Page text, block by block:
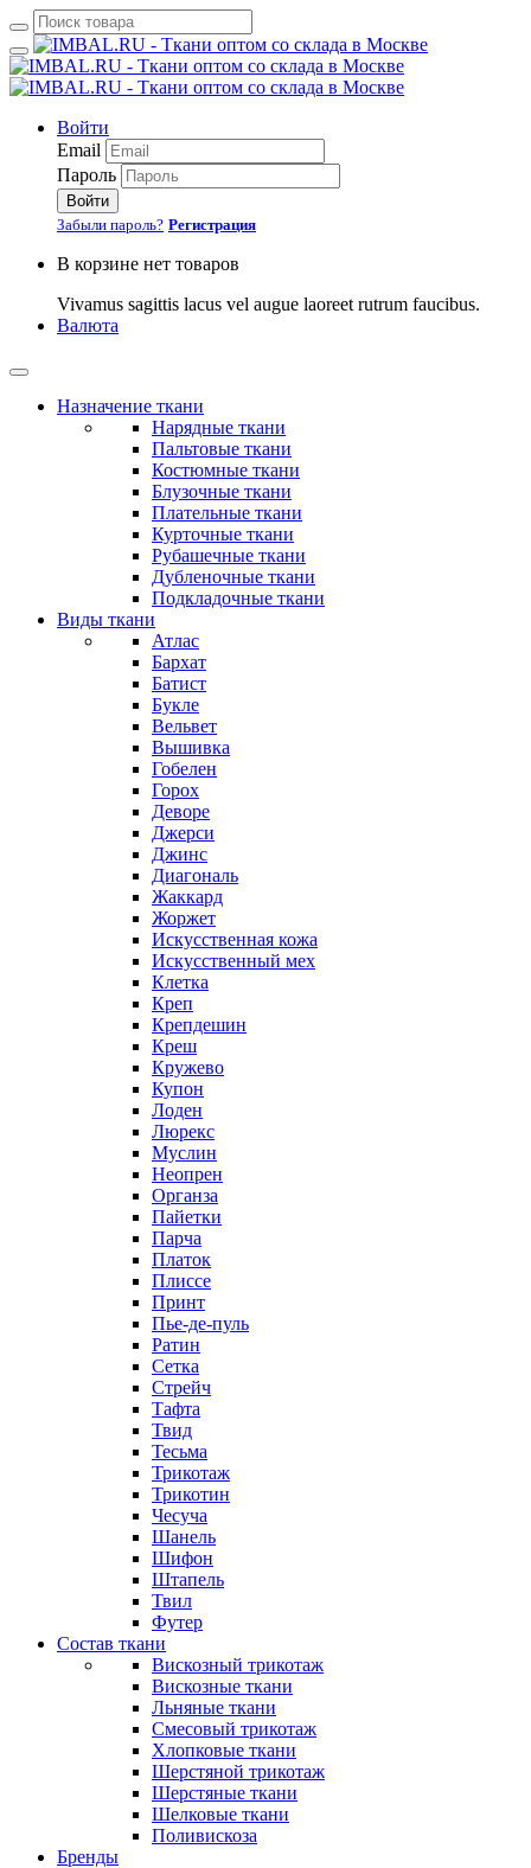
Войти
Email
Пароль
Войти
Забыли пароль? Регистрация
В корзине нет товаров
Vivamus sagittis lacus vel augue laoreet rutrum faucibus.
Валюта
Назначение ткани
Нарядные ткани
Пальтовые ткани
Костюмные ткани
Блузочные ткани
Плательные ткани
Курточные ткани
Рубашечные ткани
Дубленочные ткани
Подкладочные ткани
Виды ткани
Атлас
Бархат
Батист
Букле
Вельвет
Вышивка
Гобелен
Горох
Деворе
Джерси
Джинс
Диагональ
Жаккард
Жоржет
Искусственная кожа
Искусственный мех
Клетка
Креп
Крепдешин
Креш
Кружево
Купон
Лоден
Люрекс
Муслин
Неопрен
Органза
Пайетки
Парча
Платок
Плиссе
Принт
Пье-де-пуль
Ратин
Сетка
Стрейч
Тафта
Твид
Тесьма
Трикотаж
Трикотин
Чесуча
Шанель
Шифон
Штапель
Твил
Футер
Состав ткани
Вискозный трикотаж
Вискозные ткани
Льняные ткани
Смесовый трикотаж
Хлопковые ткани
Шерстяной трикотаж
Шерстяные ткани
Шелковые ткани
Поливискоза
Бренды